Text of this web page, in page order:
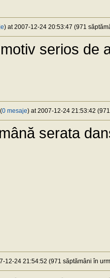
) at 2007-12-24 20:53:47 (971
serios de
0 mesaje) at 2007-12-24 21:53:42
serata
12-24 21:54:52 (971 săptămâni în